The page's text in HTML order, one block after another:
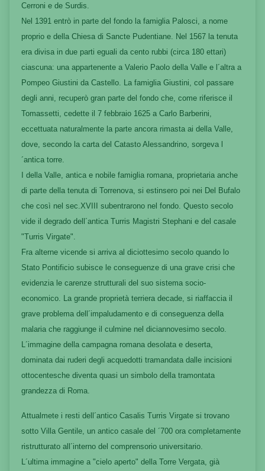
Cerroni e de Surdis.
Nel 1391 entrò in parte del fondo la famiglia Palosci, a nome
proprio e della Chiesa di Sancte Pudentiane. Nel 1567 la tenuta
era divisa in due parti eguali da cento rubbi (circa 180 ettari)
ciascuna: una appartenente a Valerio Paolo della Valle e l´altra a
Pompeo Giustini da Castello. La famiglia Giustini, col passare
degli anni, recuperò gran parte del fondo che, come riferisce il
Tomassetti, cedette il 7 febbraio 1625 a Carlo Barberini,
eccettuata naturalmente la parte ancora rimasta ai della Valle,
dove, secondo la carta del Catasto Alessandrino, sorgeva l
´antica torre.
I della Valle, antica e nobile famiglia romana, proprietaria anche
di parte della tenuta di Torrenova, si estinsero poi nei Del Bufalo
che così nel sec.XVIII subentrarono nel fondo. Questo secolo
vide il degrado dell´antica Turris Magistri Stephani e del casale
"Turris Virgate".
Fra alterne vicende si arriva al diciottesimo secolo quando lo
Stato Pontificio subisce le conseguenze di una grave crisi che
evidenzia le carenze strutturali del suo sistema socio-
economico. La grande proprietà terriera decade, si riaffaccia il
grave problema dell´impaludamento e di conseguenza della
malaria che raggiunge il culmine nel diciannovesimo secolo.
L´immagine della campagna romana desolata e deserta,
dominata dai ruderi degli acquedotti tramandata dalle incisioni
ottocentesche diventa quasi un simbolo della tramontata
grandezza di Roma.
Attualmete i resti dell´antico Casalis Turris Virgate si trovano
sotto Villa Gentile, un antico casale del ´700 ora completamente
ristrutturato all´interno del comprensorio universitario.
L´ultima immagine a "cielo aperto" della Torre Vergata, già